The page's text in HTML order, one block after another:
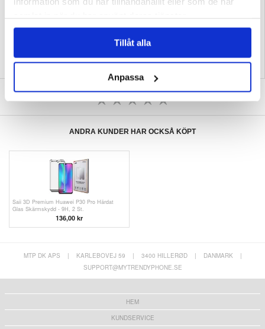
Tillåt alla
Anpassa
EAN: 6932809612983
SKRIV EN RECENSION
ANDRA KUNDER HAR OCKSÅ KÖPT
Saii 3D Premium Huawei P30 Pro Härdat
Glas Skärmskydd - 9H, 2 St.
136,00 kr
MTP DK APS | KARLEBOVEJ 59 | 3400 HILLERØD | DANMARK
|
SUPPORT@MYTRENDYPHONE.SE
HEM
KUNDSERVICE